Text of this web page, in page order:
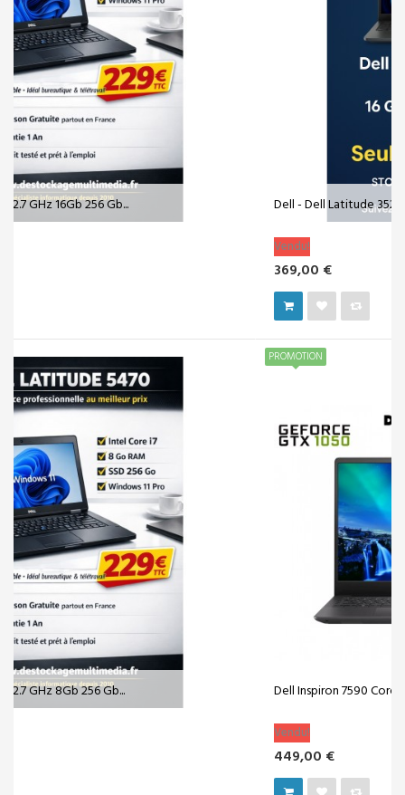
Dell - Dell Latitude 3520 - 15.6" - Intel...
PROMOTION
Dell Inspiron 7590 Core i7 9750H 16GB 512...